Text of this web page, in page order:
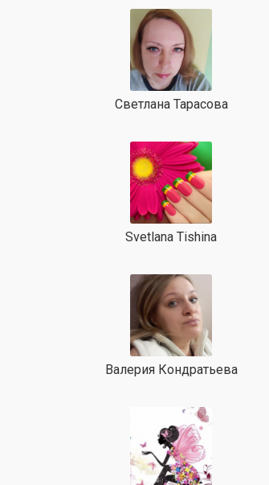
Светлана Тарасова
Svetlana Tishina
Валерия Кондратьева